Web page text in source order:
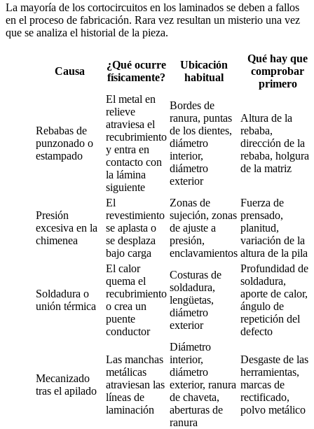
La mayoría de los cortocircuitos en los laminados se deben a fallos
en el proceso de fabricación. Rara vez resultan un misterio una vez
que se analiza el historial de la pieza.
Causa
¿Qué ocurre
físicamente?
Ubicación
habitual
Qué hay que
comprobar
primero
Rebabas de
punzonado o
estampado
El metal en
relieve
atraviesa el
recubrimiento
y entra en
contacto con
la lámina
siguiente
Bordes de
ranura, puntas
de los dientes,
diámetro
interior,
diámetro
exterior
Altura de la
rebaba,
dirección de la
rebaba, holgura
de la matriz
Presión
excesiva en la
chimenea
El
revestimiento
se aplasta o
se desplaza
bajo carga
Zonas de
sujeción, zonas
de ajuste a
presión,
enclavamientos
Fuerza de
prensado,
planitud,
variación de la
altura de la pila
Soldadura o
unión térmica
El calor
quema el
recubrimiento
o crea un
puente
conductor
Costuras de
soldadura,
lengüetas,
diámetro
exterior
Profundidad de
soldadura,
aporte de calor,
ángulo de
repetición del
defecto
Mecanizado
tras el apilado
Las manchas
metálicas
atraviesan las
líneas de
laminación
Diámetro
interior,
diámetro
exterior, ranura
de chaveta,
aberturas de
ranura
Desgaste de las
herramientas,
marcas de
rectificado,
polvo metálico